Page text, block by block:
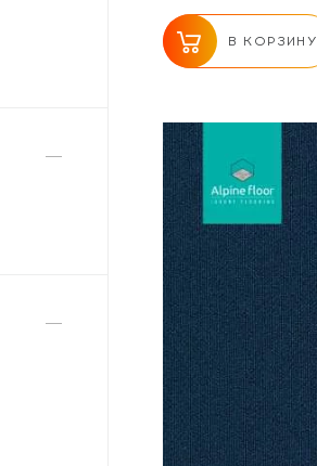
В КОРЗИНУ